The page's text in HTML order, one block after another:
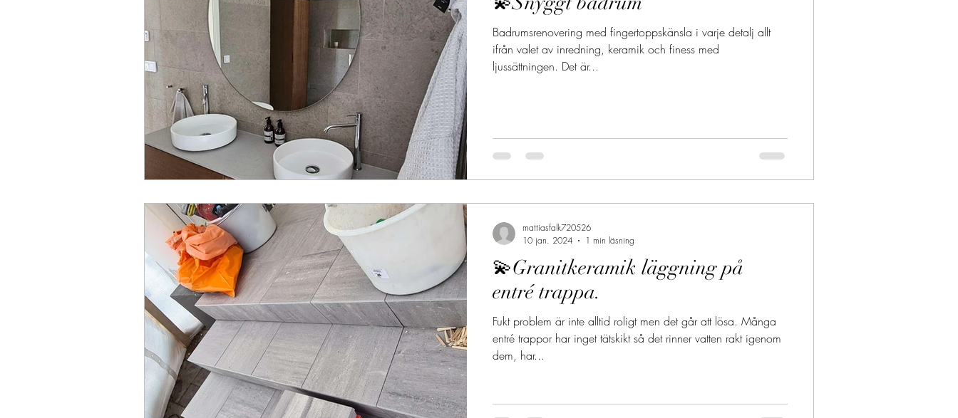
Badrumsrenovering med fingertoppskänsla i varje detalj allt
ifrån valet av inredning, keramik och finess med
ljussättningen. Det är...
💫Granitkeramik läggning på
entré trappa.
Fukt problem är inte alltid roligt men det går att lösa. Många
entré trappor har inget tätskikt så det rinner vatten rakt igenom
dem, har...
mattiasfalk720526
10 jan. 2024
1 min läsning